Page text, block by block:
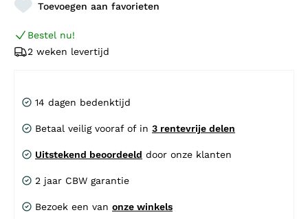
Toevoegen aan favorieten
Bestel nu!
2 weken levertijd
14 dagen bedenktijd
Betaal veilig vooraf of in 3 rentevrije delen
Uitstekend beoordeeld door onze klanten
2 jaar CBW garantie
Bezoek een van onze winkels